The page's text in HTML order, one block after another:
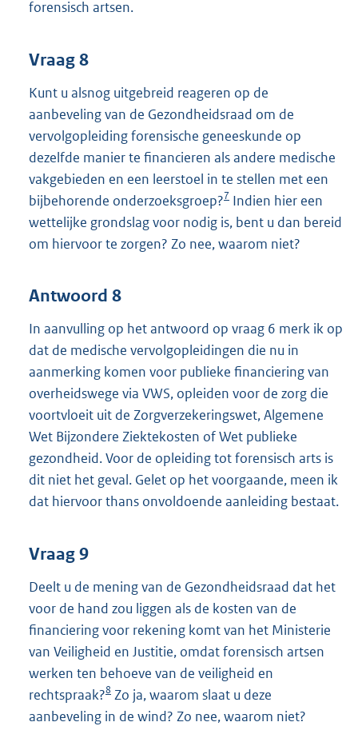
forensisch artsen.
Vraag 8
Kunt u alsnog uitgebreid reageren op de
aanbeveling van de Gezondheidsraad om de
vervolgopleiding forensische geneeskunde op
dezelfde manier te financieren als andere medische
vakgebieden en een leerstoel in te stellen met een
bijbehorende onderzoeksgroep?7 Indien hier een
wettelijke grondslag voor nodig is, bent u dan bereid
om hiervoor te zorgen? Zo nee, waarom niet?
Antwoord 8
In aanvulling op het antwoord op vraag 6 merk ik op
dat de medische vervolgopleidingen die nu in
aanmerking komen voor publieke financiering van
overheidswege via VWS, opleiden voor de zorg die
voortvloeit uit de Zorgverzekeringswet, Algemene
Wet Bijzondere Ziektekosten of Wet publieke
gezondheid. Voor de opleiding tot forensisch arts is
dit niet het geval. Gelet op het voorgaande, meen ik
dat hiervoor thans onvoldoende aanleiding bestaat.
Vraag 9
Deelt u de mening van de Gezondheidsraad dat het
voor de hand zou liggen als de kosten van de
financiering voor rekening komt van het Ministerie
van Veiligheid en Justitie, omdat forensisch artsen
werken ten behoeve van de veiligheid en
rechtspraak?8 Zo ja, waarom slaat u deze
aanbeveling in de wind? Zo nee, waarom niet?